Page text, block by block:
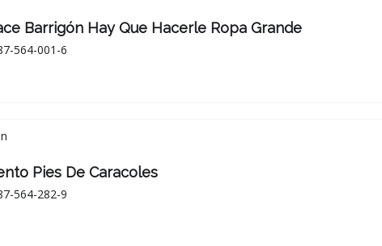
Barrigón Hay Que Hacerle Ropa Grande
564-001-6
Pies De Caracoles
564-282-9